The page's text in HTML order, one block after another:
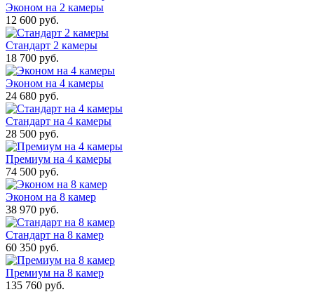
Эконом на 2 камеры
12 600 руб.
Стандарт 2 камеры
18 700 руб.
Эконом на 4 камеры
24 680 руб.
Стандарт на 4 камеры
28 500 руб.
Премиум на 4 камеры
74 500 руб.
Эконом на 8 камер
38 970 руб.
Стандарт на 8 камер
60 350 руб.
Премиум на 8 камер
135 760 руб.